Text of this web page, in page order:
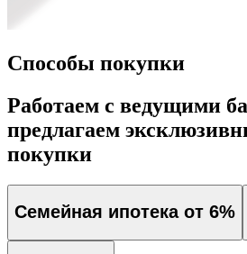
Способы покупки
Работаем с ведущими
предлагаем
покупки
Семейная ипотека от 6%